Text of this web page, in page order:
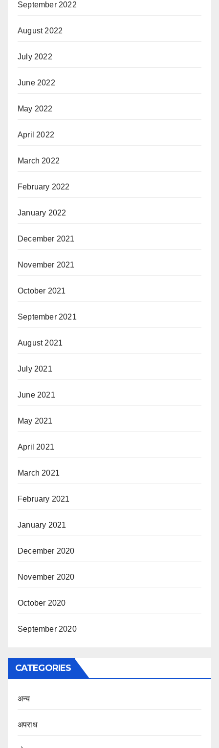
September 2022
August 2022
July 2022
June 2022
May 2022
April 2022
March 2022
February 2022
January 2022
December 2021
November 2021
October 2021
September 2021
August 2021
July 2021
June 2021
May 2021
April 2021
March 2021
February 2021
January 2021
December 2020
November 2020
October 2020
September 2020
CATEGORIES
अन्य
अपराध